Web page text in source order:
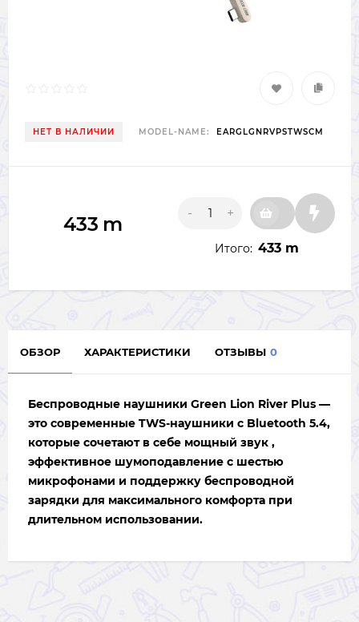
НЕТ В НАЛИЧИИ MODEL-NAME: EARGLGNRVPSTWSCM
433 m - +
Итого: 433 m
ОБЗОР ХАРАКТЕРИСТИКИ ОТЗЫВЫ 0
Беспроводные наушники Green Lion River Plus —
это современные TWS-наушники с Bluetooth 5.4,
которые сочетают в себе мощный звук ,
эффективное шумоподавление с шестью
микрофонами и поддержку беспроводной
зарядки для максимального комфорта при
длительном использовании.